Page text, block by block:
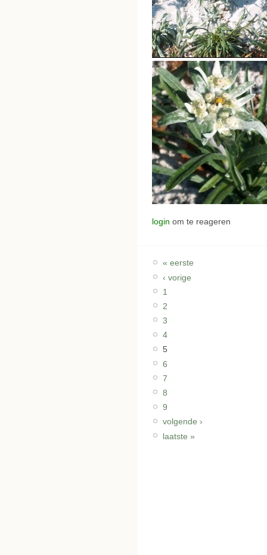
login om te reageren
« eerste
‹ vorige
1
2
3
4
5
6
7
8
9
volgende ›
laatste »